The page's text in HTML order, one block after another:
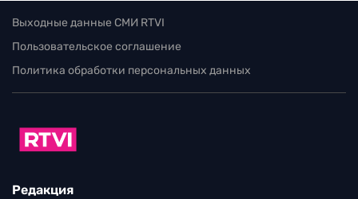
Выходные данные СМИ RTVI
Пользовательское соглашение
Политика обработки персональных данных
Редакция